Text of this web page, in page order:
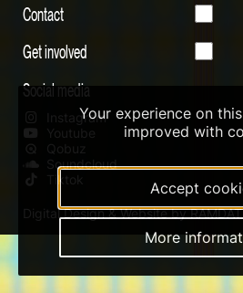
Contact
Get involved
Social media
Instagram
Youtube
Qobuz
Soundcloud
Tiktok
Digital Design & Website by
Your experience on
improved with
Accept
More